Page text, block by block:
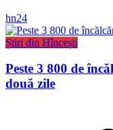
hn24
Știri din Hîncești
Peste 3 800 de
două zile